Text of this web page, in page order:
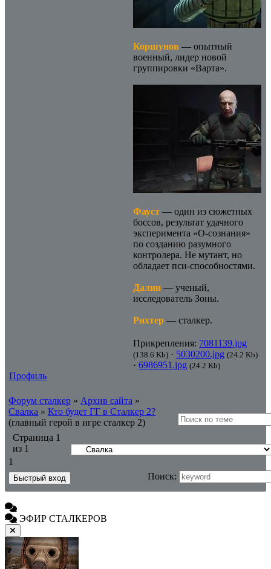
Коршунов — опытный
военный, лидер новой
группировки «Варта».
Фауст — один из сюжетных
боссов, результат удачного
эксперимента «О-сознания»
по созданию разумного
контролера. Не мутант, но
обладает пси-способностями.
Далин — ученый,
исследователь Зоны.
Рихтер — сталкер.
Прикрепления: 7081139.jpg
(138.6 Kb) · 5030200.jpg (24.2 Kb)
·6986951.jpg (24.2 Kb)
Профиль
Форум сталкер » Архив сайта »
Свалка » Кто будет ГГ в Сталкер 2?
(главный герой в игре сталкер 2)
Страница 1
из 1
1
Поиск:
ЭФИР СТАЛКЕРОВ